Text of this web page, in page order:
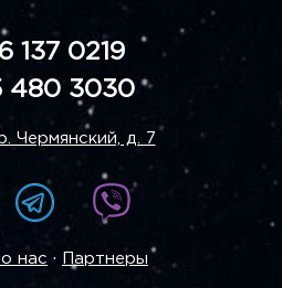
137 0219
480 3030
Чермянский, д. 7
нас · Партнеры